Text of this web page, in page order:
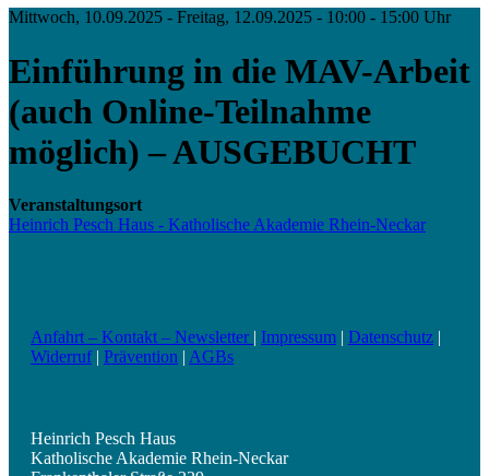
Mittwoch, 10.09.2025 - Freitag, 12.09.2025 - 10:00 - 15:00 Uhr
Einführung in die MAV-Arbeit
(auch Online-Teilnahme
möglich) – AUSGEBUCHT
Veranstaltungsort
Heinrich Pesch Haus - Katholische Akademie Rhein-Neckar
Anfahrt – Kontakt – Newsletter | Impressum | Datenschutz |
Widerruf| Prävention | AGBs
Heinrich Pesch Haus
Katholische Akademie Rhein-Neckar